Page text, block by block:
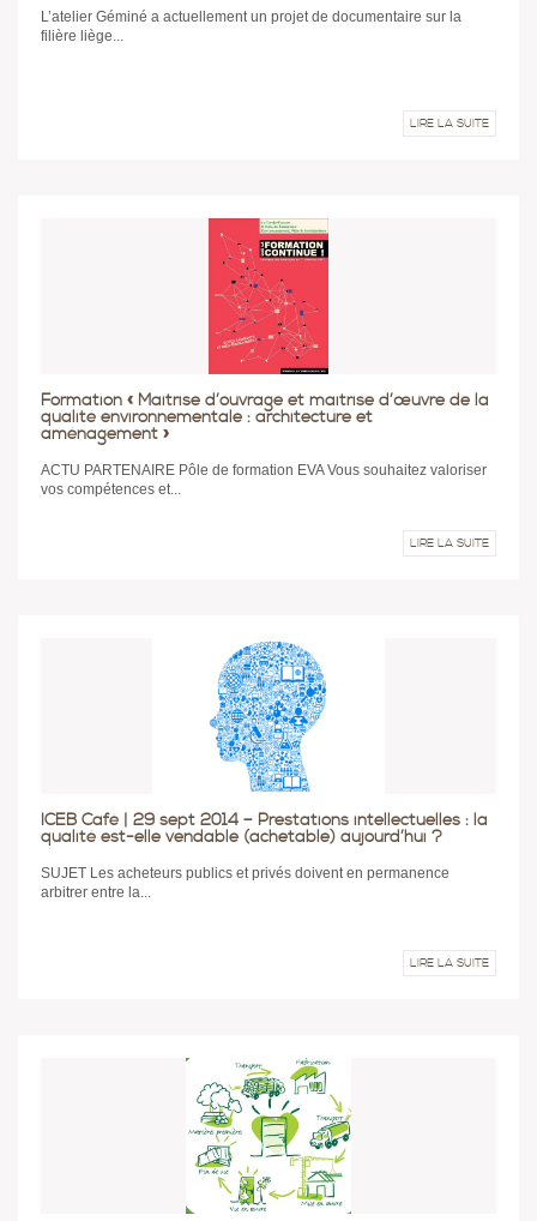
L’atelier Géminé a actuellement un projet de documentaire sur la
filière liège...
LIRE LA SUITE
Formation « Maîtrise d’ouvrage et maîtrise d’œuvre de la
qualité environnementale : architecture et
aménagement »
ACTU PARTENAIRE Pôle de formation EVA Vous souhaitez valoriser
vos compétences et...
LIRE LA SUITE
ICEB Café | 29 sept 2014 – Prestations intellectuelles : la
qualité est-elle vendable (achetable) aujourd’hui ?
SUJET Les acheteurs publics et privés doivent en permanence
arbitrer entre la...
LIRE LA SUITE